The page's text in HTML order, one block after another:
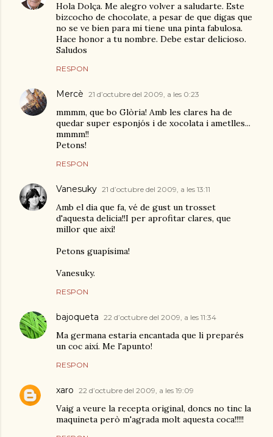
Hola Dolça. Me alegro volver a saludarte. Este
bizcocho de chocolate, a pesar de que digas que
no se ve bien para mi tiene una pinta fabulosa.
Hace honor a tu nombre. Debe estar delicioso.
Saludos
RESPON
Mercè 21 d’octubre del 2009, a les 0:23
mmmm, que bo Glòria! Amb les clares ha de
quedar super esponjós i de xocolata i ametlles...
mmmm!!
Petons!
RESPON
Vanesuky 21 d’octubre del 2009, a les 13:11
Amb el dia que fa, vé de gust un trosset
d'aquesta delicia!!I per aprofitar clares, que
millor que així!
Petons guapísima!
Vanesuky.
RESPON
bajoqueta 22 d’octubre del 2009, a les 11:34
Ma germana estaria encantada que li preparés
un coc així. Me l'apunto!
RESPON
xaro 22 d’octubre del 2009, a les 19:09
Vaig a veure la recepta original, doncs no tinc la
maquineta però m'agrada molt aquesta coca!!!!!